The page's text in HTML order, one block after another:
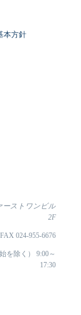
本方針
ーストワンビル
2F
024-955-6676
を除く） 9:00～
17:30